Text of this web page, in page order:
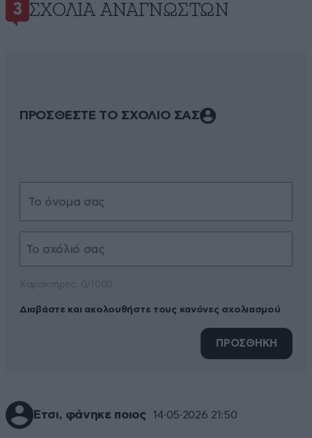
3 ΣΧΌΛΙΑ ΑΝΑΓΝΩΣΤΏΝ
ΠΡΟΣΘΕΣΤΕ ΤΟ ΣΧΟΛΙΟ ΣΑΣ
Διαβάστε και ακολουθήστε τους κανόνες σχολιασμού
ΠΡΟΣΘΗΚΗ
Έτσι, φάνηκε ποιος 14·05·2026 21:50